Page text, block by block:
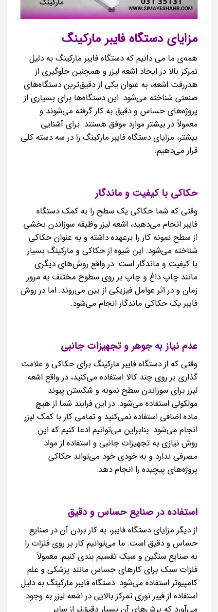
مزایای دستگاه فایبر مارکینگ
همه‌ی ما می دانیم که دستگاه فایبر مارکینگ به دلیل
تمرکز بالا در ایجاد اشعه لیزر و همچنین جلوگیری از
هدررفت اشعه، به عنوان یکی از دقیق‌ترین دستگاه‌های
صنعتی شناخته می‌شود. این دستگاه‌ها برای بسیاری از
پروژه‌های حساس و دقیق به کار گرفته می‌شوند و
معمولاً در بیشتر موارد موفق هستند. برای آشنایی
بیشتر، مزایای دستگاه فایبر مارکینگ را در سه دسته کلی
قرار می‌دهیم:
حکاکی با کیفیت و ماندگار
وقتی که شما حکاکی یک سطح را به کمک دستگاه
فایبر انجام می‌دهید، اشعه لیزر وظیفه سوزاندن بخشی
از سطح نمونه کار را برعهده داشته و به عنوان حکاکی
شناخته می‌شود. این شیوه از حکاکی و مارکینگ بسیار
با کیفیت و ماندگار است. در واقع روش‌های دیگری
مانند چاپ داغ و چاپ بر روی سطوح مختلف به مرور
زمان و در اثر عوامل فیزیکی از بین می‌روند. اما در روش
فایبر یک حکاکی ماندگار انجام می‌شود.
عدم نیاز به جوهر و تجهیزات جانبی
وقتی که از دستگاه فایبر مارکینگ برای حکاکی و علامت
گذاری بر روی چند کالا استفاده می‌کنید، در واقع اشعه
لیزر برای سوزاندن سطح نمونه و شکستن پیوند
مولکولی استفاده می‌شود. در این فرایند شما از هیچ
ماده اضافی استفاده نمی‌کنید و تمامی کار با کمک لیزر
انجام می‌شود. بنابراین می‌توانیم ادعا کنیم که این
روش نیازی به تجهیزات جانبی و استفاده از مواد
مصرفی ندارد و به خودی خود می‌تواند حکاکی
پروژه‌های پیچیده را انجام دهد.
استفاده در صنایع حساس و دقیق
از دیگر مزایای دستگاه فایبر، به کار بردن آن در صنایع
حساس و دقیق است. ما می‌توانیم کار بر روی فلزات را
به صنایع سنگین و سبک تقسیم بندی کنیم. معمولاً
فلزات سبک برای کارهای حساس مانند پزشکی و علم
کامپیوتر استفاده می‌شود. دستگاه فایبر مارکینگ به دلیل
استفاده از فیبر نوری تمرکز بالایی در اشعه لیزر به وجود